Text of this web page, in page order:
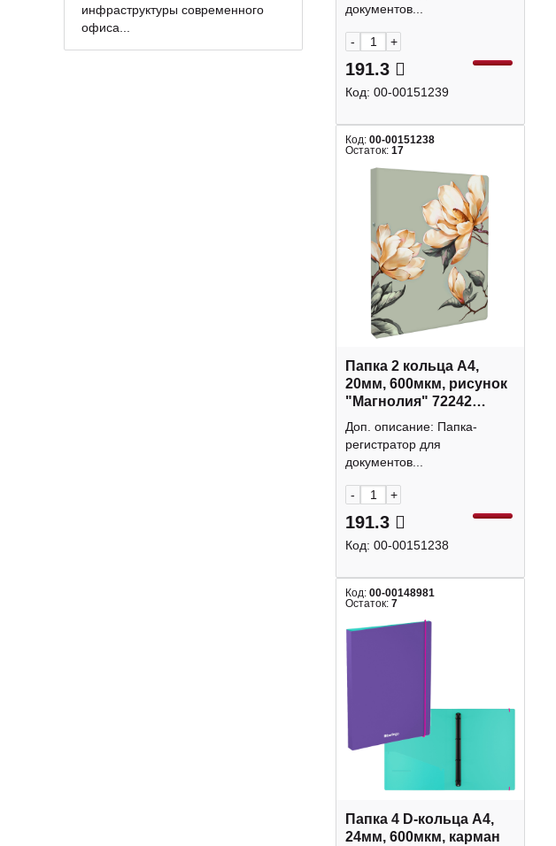
инфраструктуры современного
офиса...
документов...
- +
191.3
Код: 00-00151239
Код: 00-00151238
Остаток: 17
Папка 2 кольца А4,
20мм, 600мкм, рисунок
"Магнолия" 72242
Феникс+
Доп. описание: Папка-
регистратор для
документов...
- +
191.3
Код: 00-00151238
Код: 00-00148981
Остаток: 7
Папка 4 D-кольца А4,
24мм, 600мкм, карман